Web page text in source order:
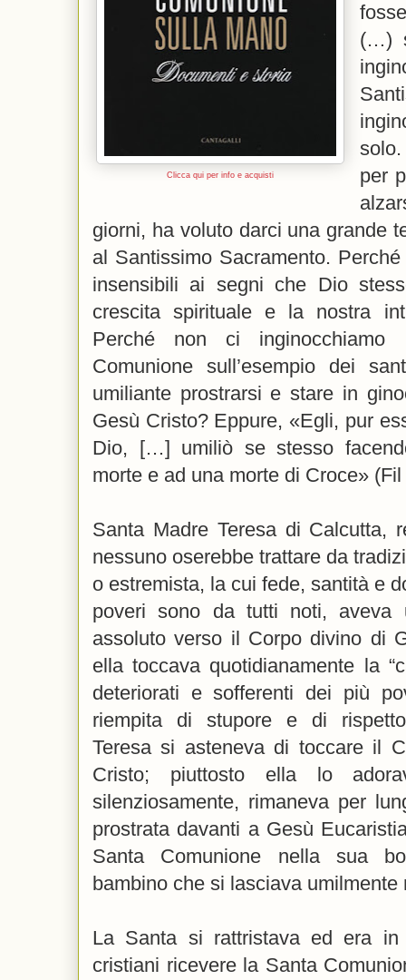
Clicca qui per info e acquisti
(…)
per
giorni, ha voluto darci una grande
al Santissimo Sacramento.
insensibili ai segni che Dio
crescita spirituale e la nostra
Perché non ci
Comunione sull’esempio dei
umiliante prostrarsi e stare in
Gesù Cristo? Eppure, «Egli, pur
Dio, […] umiliò se stesso
morte e ad una morte di Croce»
Santa Madre Teresa di Calcutta,
nessuno oserebbe trattare da
o estremista, la cui fede, santità e
poveri sono da tutti noti,
assoluto verso il Corpo divino di
ella toccava quotidianamente la
deteriorati e sofferenti dei più
riempita di stupore e di
Teresa si asteneva di toccare il
Cristo; piuttosto ella lo
silenziosamente, rimaneva per
prostrata davanti a Gesù
Santa Comunione nella sua
bambino che si lasciava umilmente
La Santa si rattristava ed era
cristiani ricevere la Santa